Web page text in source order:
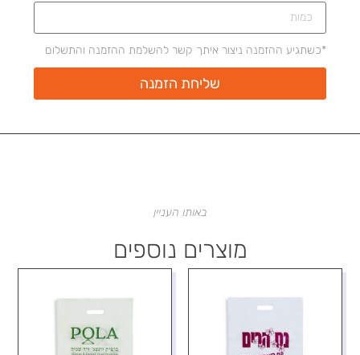
*כשתגיע ההזמנה ניצור איתך קשר להשלמת ההזמנה והתשלום
שליחת הזמנה
באותו העניין
מוצרים נוספים